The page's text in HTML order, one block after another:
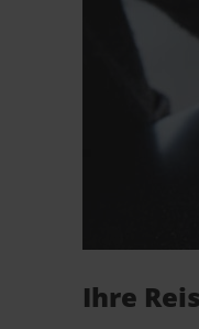
Ihre